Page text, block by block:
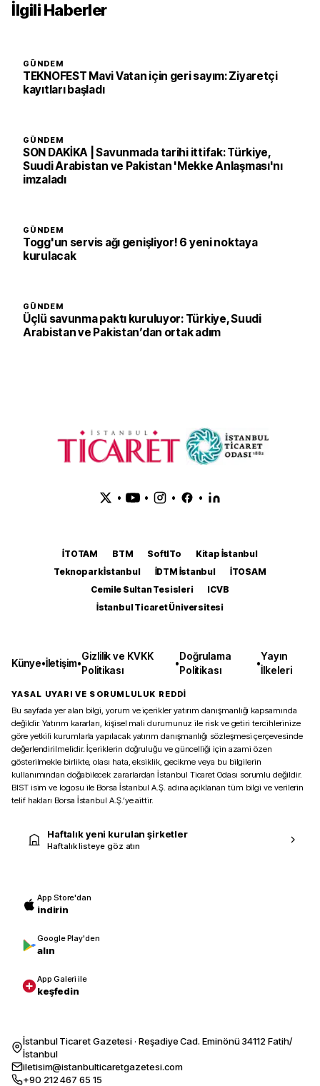
İlgili Haberler
GÜNDEM
TEKNOFEST Mavi Vatan için geri sayım: Ziyaretçi
kayıtları başladı
GÜNDEM
SON DAKİKA | Savunmada tarihi ittifak: Türkiye,
Suudi Arabistan ve Pakistan 'Mekke Anlaşması'nı
imzaladı
GÜNDEM
Togg'un servis ağı genişliyor! 6 yeni noktaya
kurulacak
GÜNDEM
Üçlü savunma paktı kuruluyor: Türkiye, Suudi
Arabistan ve Pakistan’dan ortak adım
• • • •
İTOTAM BTM SoftITo
Kitap İstanbul
Teknopark İstanbul
İDTM İstanbul
İTOSAM
Cemile Sultan Tesisleri
ICVB
İstanbul Ticaret Üniversitesi
Künye•İletişim•
Gizlilik ve KVKK
Politikası
•
Doğrulama
Politikası
•
Yayın
İlkeleri
YASAL UYARI VE SORUMLULUK REDDİ
Bu sayfada yer alan bilgi, yorum ve içerikler yatırım danışmanlığı kapsamında
değildir. Yatırım kararları, kişisel mali durumunuz ile risk ve getiri tercihlerinize
göre yetkili kurumlarla yapılacak yatırım danışmanlığı sözleşmesi çerçevesinde
değerlendirilmelidir. İçeriklerin doğruluğu ve güncelliği için azami özen
gösterilmekle birlikte, olası hata, eksiklik, gecikme veya bu bilgilerin
kullanımından doğabilecek zararlardan İstanbul Ticaret Odası sorumlu değildir.
BIST isim ve logosu ile Borsa İstanbul A.Ş. adına açıklanan tüm bilgi ve verilerin
telif hakları Borsa İstanbul A.Ş.’ye aittir.
Haftalık yeni kurulan şirketler
Haftalık listeye göz atın
App Store'dan
indirin
Google Play'den
alın
App Galeri ile
keşfedin
İstanbul Ticaret Gazetesi · Reşadiye Cad. Eminönü 34112 Fatih/
İstanbul
iletisim@istanbulticaretgazetesi.com
+90 212 467 65 15